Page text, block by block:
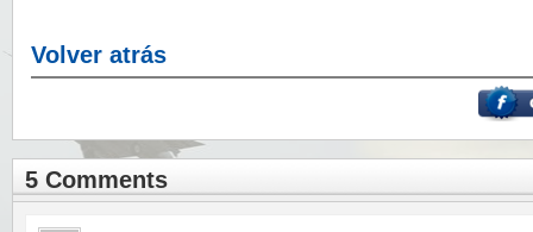
Volver atrás
5 Comments